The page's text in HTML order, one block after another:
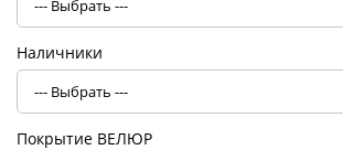
Наличники
Покрытие ВЕЛЮР